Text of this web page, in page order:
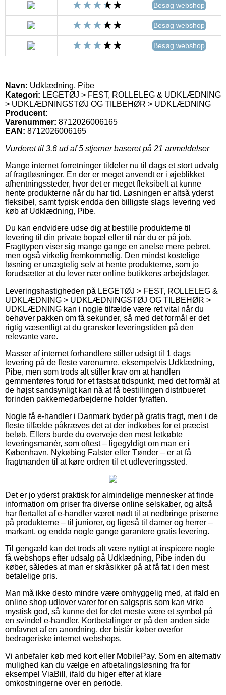
Besøg webshop
Besøg webshop
Besøg webshop
Navn: Udklædning, Pibe
Kategori: LEGETØJ > FEST, ROLLELEG & UDKLÆDNING
> UDKLÆDNINGSTØJ OG TILBEHØR > UDKLÆDNING
Producent:
Varenummer: 8712026006165
EAN: 8712026006165
Vurderet til 3.6 ud af 5 stjerner baseret på 21 anmeldelser
Mange internet forretninger tildeler nu til dags et stort udvalg
af fragtløsninger. En der er meget anvendt er i øjeblikket
afhentningssteder, hvor det er meget fleksibelt at kunne
hente produkterne når du har tid. Løsningen er altså yderst
fleksibel, samt typisk endda den billigste slags levering ved
køb af Udklædning, Pibe.
Du kan endvidere udse dig at bestille produkterne til
levering til din private bopæl eller til når du er på job.
Fragttypen viser sig mange gange en anelse mere pebret,
men også virkelig fremkommelig. Den mindst kostelige
løsning er unægtelig selv at hente produkterne, som jo
forudsætter at du lever nær online butikkens arbejdslager.
Leveringshastigheden på LEGETØJ > FEST, ROLLELEG &
UDKLÆDNING > UDKLÆDNINGSTØJ OG TILBEHØR >
UDKLÆDNING kan i nogle tilfælde være ret vital når du
behøver pakken om få sekunder, så med det formål er det
rigtig væsentligt at du gransker leveringstiden på den
relevante vare.
Masser af internet forhandlere stiller udsigt til 1 dags
levering på de fleste varenumre, eksempelvis Udklædning,
Pibe, men som trods alt stiller krav om at handlen
gemmenføres forud for et fastsat tidspunkt, med det formål at
de højst sandsynligt kan nå at få bestillingen distribueret
forinden pakkemedarbejderne holder fyraften.
Nogle få e-handler i Danmark byder på gratis fragt, men i de
fleste tilfælde påkræves det at der indkøbes for et præcist
beløb. Ellers burde du overveje den mest letkøbte
leveringsmanér, som oftest – ligegyldigt om man er i
København, Nykøbing Falster eller Tønder – er at få
fragtmanden til at køre ordren til et udleveringssted.
Det er jo yderst praktisk for almindelige mennesker at finde
information om priser fra diverse online selskaber, og altså
har flertallet af e-handler været nødt til at nedbringe priserne
på produkterne – til juniorer, og ligeså til damer og herrer –
markant, og endda nogle gange garantere gratis levering.
Til gengæld kan det trods alt være nyttigt at inspicere nogle
få webshops efter udsalg på Udklædning, Pibe inden du
køber, således at man er skråsikker på at få fat i den mest
betalelige pris.
Man må ikke desto mindre være omhyggelig med, at ifald en
online shop udlover varer for en salgspris som kan virke
mystisk god, så kunne det for det meste være et symbol på
en svindel e-handler. Kortbetalinger er på den anden side
omfavnet af en anordning, der bistår køber overfor
bedrageriske internet webshops.
Vi anbefaler køb med kort eller MobilePay. Som en alternativ
mulighed kan du vælge en afbetalingsløsning fra for
eksempel ViaBill, ifald du higer efter at klare
omkostningerne over en periode.